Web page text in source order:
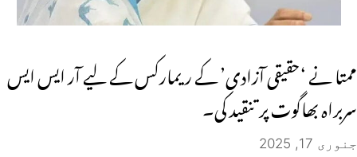
ممتا نے ‘حقیقی آزادی’ کے ریمارکس کے لیے آر ایس ایس
سربراہ بھاگوت پر تنقید کی۔
جنوری 17, 2025